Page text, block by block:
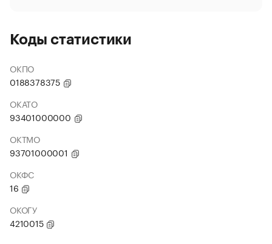
Коды статистики
ОКПО
0188378375
ОКАТО
93401000000
ОКТМО
93701000001
ОКФС
16
ОКОГУ
4210015